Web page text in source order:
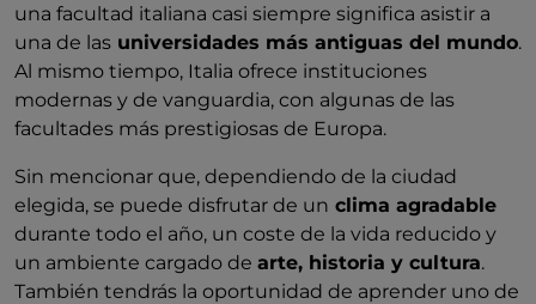
una facultad italiana casi siempre significa asistir a
una de las universidades más antiguas del mundo.
Al mismo tiempo, Italia ofrece instituciones
modernas y de vanguardia, con algunas de las
facultades más prestigiosas de Europa.
Sin mencionar que, dependiendo de la ciudad
elegida, se puede disfrutar de un clima agradable
durante todo el año, un coste de la vida reducido y
un ambiente cargado de arte, historia y cultura.
También tendrás la oportunidad de aprender uno de